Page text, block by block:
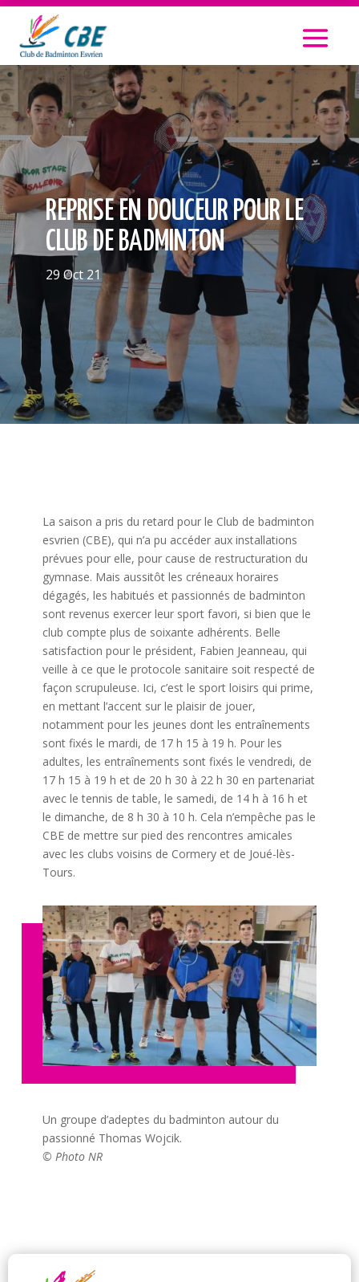
REPRISE EN DOUCEUR POUR LE
CLUB DE BADMINTON
29 Oct 21
La saison a pris du retard pour le Club de badminton
esvrien (CBE), qui n’a pu accéder aux installations
prévues pour elle, pour cause de restructuration du
gymnase. Mais aussitôt les créneaux horaires
dégagés, les habitués et passionnés de badminton
sont revenus exercer leur sport favori, si bien que le
club compte plus de soixante adhérents. Belle
satisfaction pour le président, Fabien Jeanneau, qui
veille à ce que le protocole sanitaire soit respecté de
façon scrupuleuse. Ici, c’est le sport loisirs qui prime,
en mettant l’accent sur le plaisir de jouer,
notamment pour les jeunes dont les entraînements
sont fixés le mardi, de 17 h 15 à 19 h. Pour les
adultes, les entraînements sont fixés le vendredi, de
17 h 15 à 19 h et de 20 h 30 à 22 h 30 en partenariat
avec le tennis de table, le samedi, de 14 h à 16 h et
le dimanche, de 8 h 30 à 10 h. Cela n’empêche pas le
CBE de mettre sur pied des rencontres amicales
avec les clubs voisins de Cormery et de Joué-lès-
Tours.
Un groupe d’adeptes du badminton autour du
passionné Thomas Wojcik.
© Photo NR